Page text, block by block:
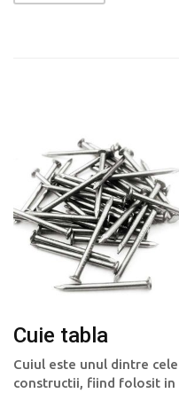
Cuie tabla
Cuiul este unul dintre
constructii, fiind folosit in